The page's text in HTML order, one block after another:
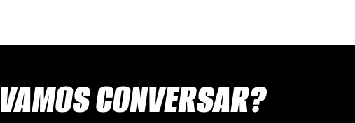
VAMOS CONVERSAR?